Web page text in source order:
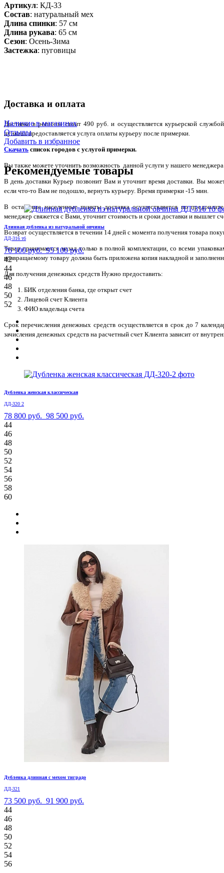
Артикул: КД-33
Состав: натуральный мех
Длина спинки: 57 см
Длина рукава: 65 см
Сезон: Осень-Зима
Застежка: пуговицы
Доставка и оплата
Доставка в регионы стоит 490 руб. и осуществляется курьерской
пунктах предоставляется услуга оплаты курьеру после примерки.
Скачать список городов с услугой примерки.
Вы также можете уточнить возможность данной услуги у нашего
В день доставки Курьер позвонит Вам и уточнит время доставки. Вы
если что-то Вам не подошло, вернуть курьеру. Время примерки -15 мин.
В остальные населенные пункты доставка осуществляется по
менеджер свяжется с Вами, уточнит стоимость и сроки доставки и вышлет
Возврат осуществляется в течении 14 дней с момента получения товара
Товар принимается назад только в полной комплектации, со всеми
возвращаемому товару должна быть приложена копия накладной и
Для получения денежных средств Нужно предоставить:
БИК отделения банка, где открыт счет
Лицевой счет Клиента
ФИО владельца счета
Срок перечисления денежных средств осуществляется в срок до 7
зачисления денежных средств на расчетный счет Клиента зависит от
Наличие в магазинах
Отзывы
Добавить в избранное
Рекомендуемые товары
Длинная дубленка из натуральной овчины
ДД-316 тб
76 100 руб. 95 100 руб.
42
44
46
48
50
52
Дубленка женская классическая
ДД-320 2
78 800 руб. 98 500 руб.
44
46
48
50
52
54
56
58
60
Дубленка длинная с мехом тиградо
ДД-321
73 500 руб. 91 900 руб.
44
46
48
50
52
54
56